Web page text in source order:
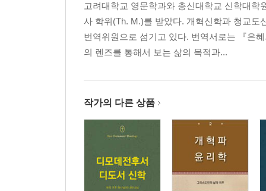
XIX. 확보의 규준은 결정이다.
XX. 하나님의 작정의 속성: 하나님의 작정은 영원
XXI. 하나님의 작정은 마찬가지로 지극히 자유롭다.
XXII. 하나님의 작정은 지극히 지혜롭다.
XXV. 하나님의 작정 대상
XXVI. 작정은 작정하는 행위와 관련해 하나다.
XXVII. 작정은 실행의 작정이거나 아니면 허용의
변증 부분
XXVIII. 1. 하나님의 작정은 하나님의 본질 자체인
고려대학교 영문학과와 총신대학교 신학대
사 학위(Th. M.)를 받았다. 개혁신학과 청교
번역위원으로 섬기고 있다. 번역서로는 『은
의 렌즈를 통해서 보는 삶의 목적과...
작가의 다른 상품